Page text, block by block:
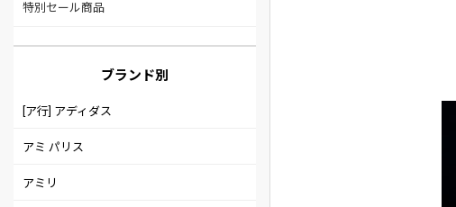
特別セール商品
ブランド別
[ア行] アディダス
アミ パリス
アミリ